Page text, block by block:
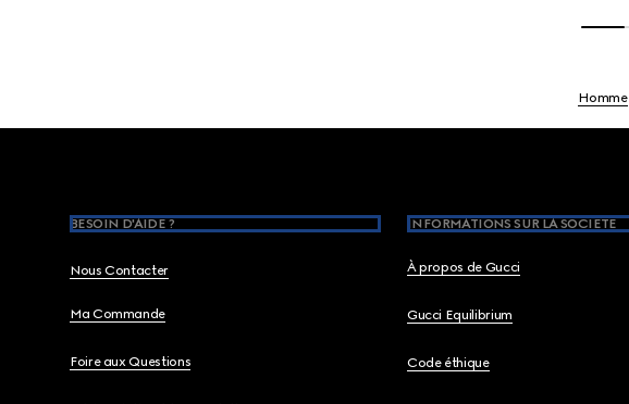
Homme
BESOIN D'AIDE ?
Nous Contacter
Ma Commande
Foire aux Questions
INFORMATIONS SUR LA SOCIETE
À propos de Gucci
Gucci Equilibrium
Code éthique